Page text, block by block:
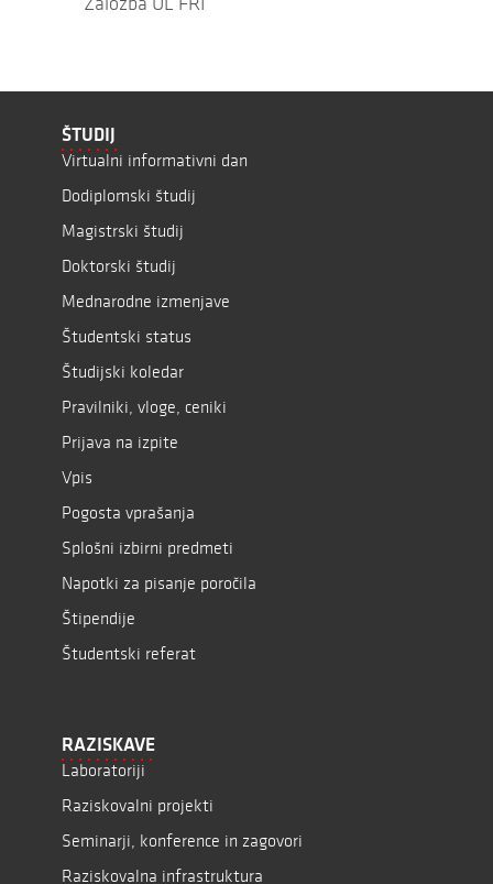
ŠTUDIJ
Virtualni informativni dan
Dodiplomski študij
Magistrski študij
Doktorski študij
Mednarodne izmenjave
Študentski status
Študijski koledar
Pravilniki, vloge, ceniki
Prijava na izpite
Vpis
Pogosta vprašanja
Splošni izbirni predmeti
Napotki za pisanje poročila
Štipendije
Študentski referat
RAZISKAVE
Laboratoriji
Raziskovalni projekti
Seminarji, konference in zagovori
Raziskovalna infrastruktura